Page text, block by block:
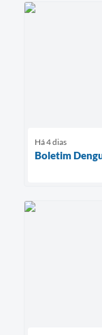
Há 4 dias
Boletim